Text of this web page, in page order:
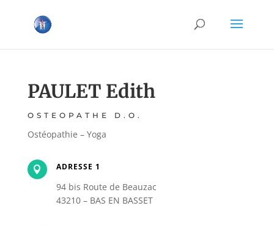
PAULET Edith
OSTEOPATHE D.O.
Ostéopathie – Yoga
 ADRESSE 1
94 bis Route de Beauzac
43210 – BAS EN BASSET